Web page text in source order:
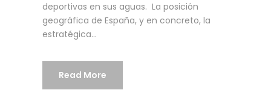
deportivas en sus aguas. La posición
geográfica de España, y en concreto, la
estratégica...
Read More